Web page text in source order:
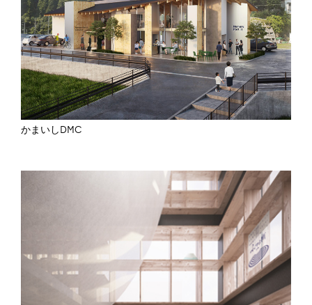
かまいしDMC